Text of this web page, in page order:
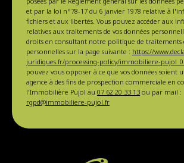
et par la loi n°78-17 du 6 janvier 1978 relative à
fichiers et aux libertés. Vous pouvez accéder aux
relatives aux traitements de vos données
droits en consultant notre politique de traitements
personnelles sur la page suivante : https://
juridiques.fr/processing-policy/immobiliere-
pouvez vous opposer à ce que vos données soient
agence à des fins de prospection commerciale en
l'Immobilière Pujol au 07 62 20 33 13 ou par mail :
rgpd@immobiliere-pujol.fr